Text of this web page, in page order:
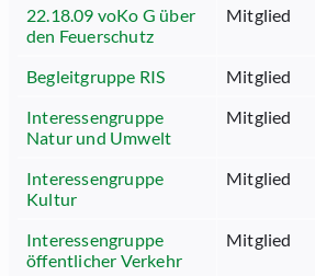
22.18.09 voKo G über
den Feuerschutz
Mitglied
Begleitgruppe RIS Mitglied
Interessengruppe
Natur und Umwelt
Mitglied
Interessengruppe
Kultur
Mitglied
Interessengruppe
öffentlicher Verkehr
Mitglied